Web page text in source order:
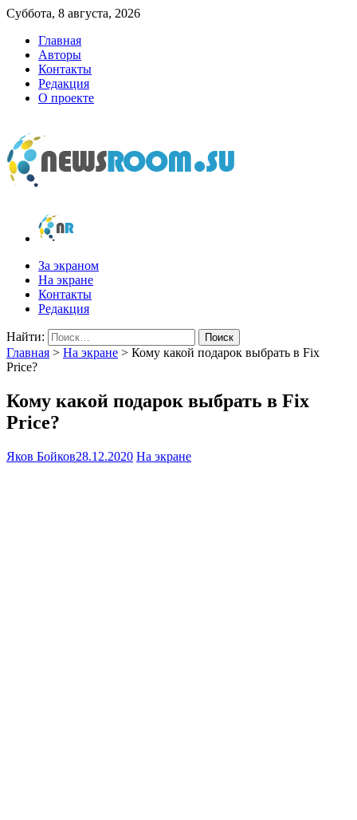
Суббота, 8 августа, 2026
Главная
Авторы
Контакты
Редакция
О проекте
newsroom.su
Новости о новостях
За экраном
На экране
Контакты
Редакция
Найти:
Главная > На экране > Кому какой подарок выбрать в Fix
Price?
Кому какой подарок выбрать в Fix
Price?
Яков Бойков28.12.2020 На экране